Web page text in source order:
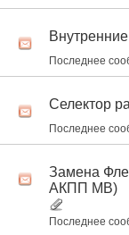
Последнее
Селектор
Последнее
Замена
АКПП MB)
Последнее